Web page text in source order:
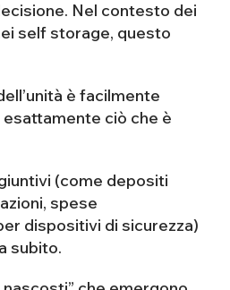
Nel contesto dei
self storage, questo
è facilmente
ciò che è
(come depositi
spese
dispositivi di sicurezza)
subito.